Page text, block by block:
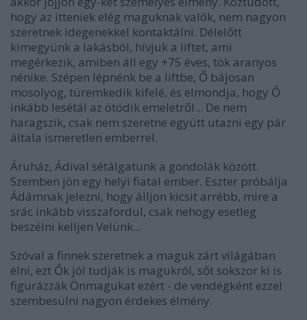
hogy az itteniek elég maguknak valók, nem nagyon
szeretnek idegenekkel kontaktálni. Délelőtt
kimegyünk a lakásból, hívjuk a liftet, ami
megérkezik, amiben áll egy +75 éves, tök aranyos
nénike. Szépen lépnénk be a liftbe, Ő bájosan
mosolyog, türemkedik kifelé, és elmondja, hogy Ő
inkább lesétál az ötödik emeletről... De nem
haragszik, csak nem szeretne együtt utazni egy pár
általa ismeretlen emberrel.
Áruház, Ádival sétálgatunk a gondolák között.
Szemben jön egy helyi fiatal ember. Eszter próbálja
Ádámnak jelezni, hogy álljon kicsit arrébb, mire a
srác inkább visszafordul, csak nehogy esetleg
beszélni kelljen Velünk...
Szóval a finnek szeretnek a maguk zárt világában
élni, ezt Ők jól tudják is magukról, sőt sokszor ki is
figurázzák Önmagukat ezért - de vendégként ezzel
szembesülni nagyon érdekes élmény.